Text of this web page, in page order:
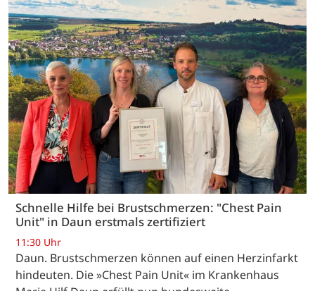
Schnelle Hilfe bei Brustschmerzen: "Chest Pain
Unit" in Daun erstmals zertifiziert
11:30 Uhr
Daun. Brustschmerzen können auf einen Herzinfarkt
hindeuten. Die »Chest Pain Unit« im Krankenhaus